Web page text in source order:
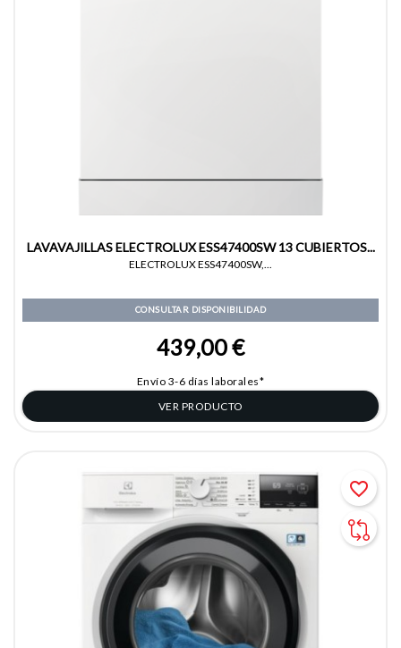
LAVAVAJILLAS ELECTROLUX ESS47400SW 13 CUBIERTOS...
ELECTROLUX ESS47400SW,...
CONSULTAR DISPONIBILIDAD
439,00 €
Envío 3-6 días laborales*
VER PRODUCTO
favorite_border